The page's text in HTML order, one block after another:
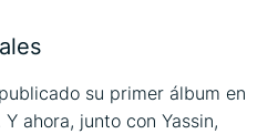
su primer álbum en
Y ahora, junto con Yassin,